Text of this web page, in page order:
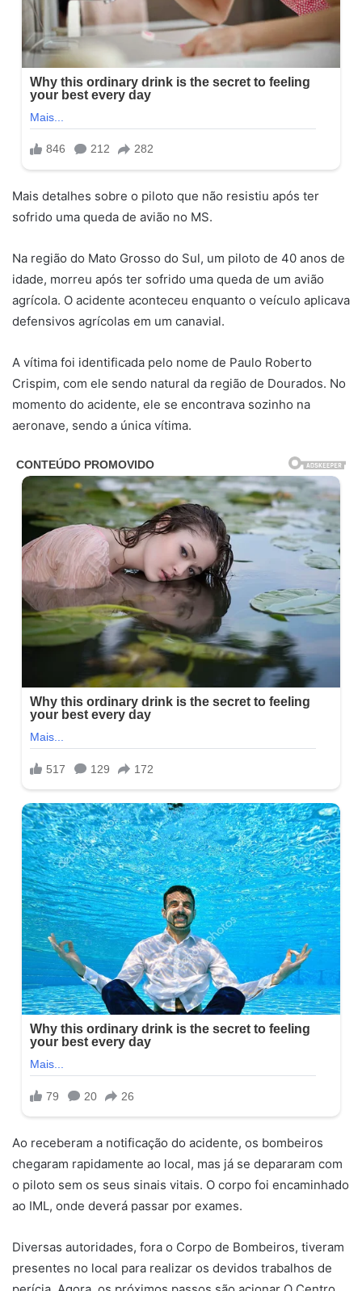
Mais detalhes sobre o piloto que não resistiu após ter
sofrido uma queda de avião no MS.
Na região do Mato Grosso do Sul, um piloto de 40 anos de
idade, morreu após ter sofrido uma queda de um avião
agrícola. O acidente aconteceu enquanto o veículo aplicava
defensivos agrícolas em um canavial.
A vítima foi identificada pelo nome de Paulo Roberto
Crispim, com ele sendo natural da região de Dourados. No
momento do acidente, ele se encontrava sozinho na
aeronave, sendo a única vítima.
Ao receberam a notificação do acidente, os bombeiros
chegaram rapidamente ao local, mas já se depararam com
o piloto sem os seus sinais vitais. O corpo foi encaminhado
ao IML, onde deverá passar por exames.
Diversas autoridades, fora o Corpo de Bombeiros, tiveram
presentes no local para realizar os devidos trabalhos de